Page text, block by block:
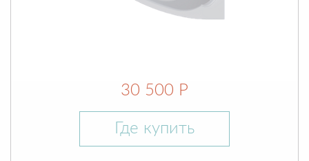
30 500 Р
Где купить